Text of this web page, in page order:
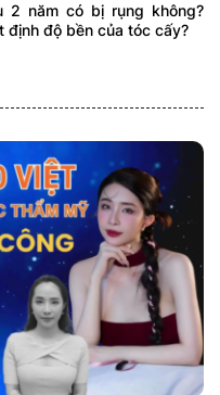
2 năm có bị rụng không?
định độ bền của tóc cấy?